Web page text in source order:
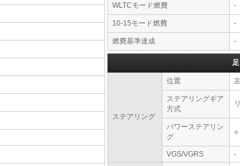
WLTCモード燃費 -
10-15モード燃費 -
燃費基準達成 -
ステアリング
位置
ステアリングギア
方式
パワーステアリン
グ
○
VGS/VGRS -